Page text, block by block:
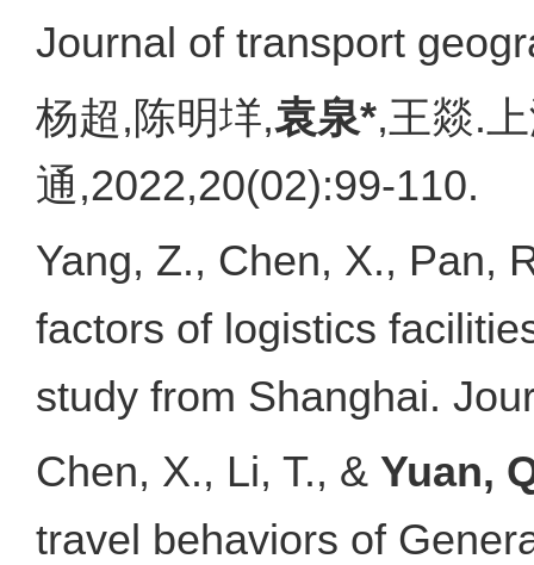
Journal of transport
杨超,陈明垟,袁泉*,王燚.
通,2022,20(02):99-110.
Yang, Z., Chen, X., Pan,
factors of logistics
study from Shanghai.
Chen, X., Li, T., & Yuan,
travel behaviors of